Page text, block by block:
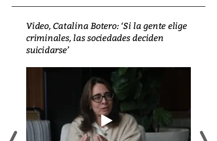
Video, Catalina Botero: ‘Si la gente elige
criminales, las sociedades deciden
suicidarse’